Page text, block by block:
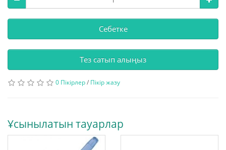
Себетке
Тез сатып алыңыз
0 Пікірлер/ Пікір жазу
Ұсынылатын тауарлар